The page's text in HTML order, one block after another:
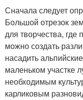
Сначала следует
Большой отрезок
для творчества,
можно создать
насадить
маленьком участке
необходимым
карликовым